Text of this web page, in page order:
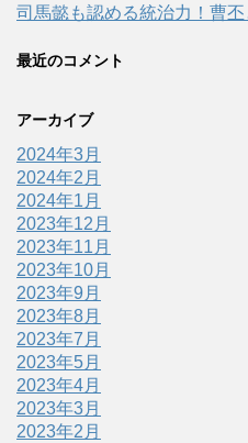
司馬懿も認める統治力！曹丕
最近のコメント
アーカイブ
2024年3月
2024年2月
2024年1月
2023年12月
2023年11月
2023年10月
2023年9月
2023年8月
2023年7月
2023年5月
2023年4月
2023年3月
2023年2月